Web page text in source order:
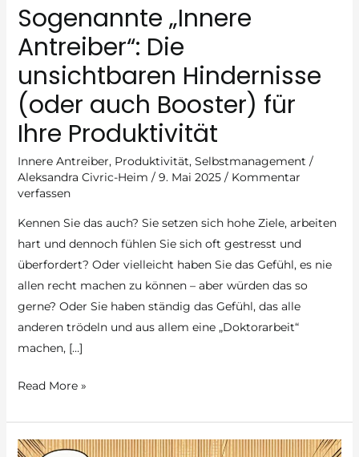
Sogenannte „Innere
Antreiber“: Die
unsichtbaren Hindernisse
(oder auch Booster) für
Ihre Produktivität
Innere Antreiber, Produktivität, Selbstmanagement /
Aleksandra Civric-Heim / 9. Mai 2025 / Kommentar
verfassen
Kennen Sie das auch? Sie setzen sich hohe Ziele, arbeiten
hart und dennoch fühlen Sie sich oft gestresst und
überfordert? Oder vielleicht haben Sie das Gefühl, es nie
allen recht machen zu können – aber würden das so
gerne? Oder Sie haben ständig das Gefühl, das alle
anderen trödeln und aus allem eine „Doktorarbeit“
machen, […]
Sogenannte
Antreiber“:
Die
Read More »